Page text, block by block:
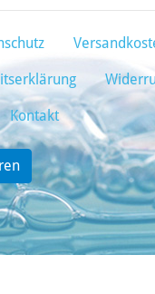
Kontakt